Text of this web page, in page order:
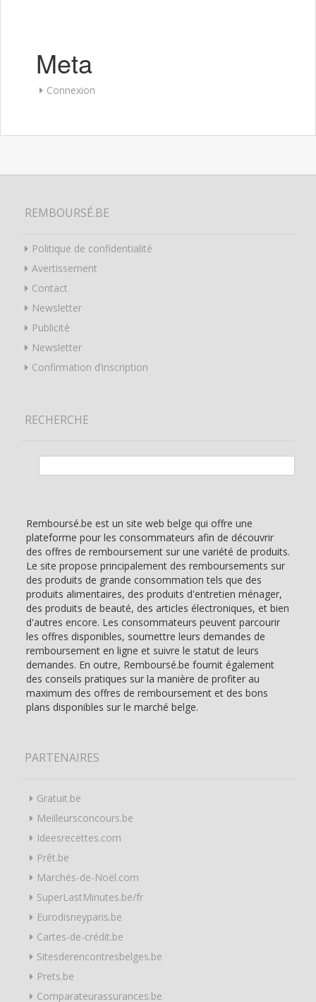
Meta
Connexion
REMBOURSÉ.BE
Politique de confidentialité
Avertissement
Contact
Newsletter
Publicité
Newsletter
Confirmation d’inscription
RECHERCHE
Remboursé.be est un site web belge qui offre une
plateforme pour les consommateurs afin de découvrir
des offres de remboursement sur une variété de produits.
Le site propose principalement des remboursements sur
des produits de grande consommation tels que des
produits alimentaires, des produits d'entretien ménager,
des produits de beauté, des articles électroniques, et bien
d'autres encore. Les consommateurs peuvent parcourir
les offres disponibles, soumettre leurs demandes de
remboursement en ligne et suivre le statut de leurs
demandes. En outre, Remboursé.be fournit également
des conseils pratiques sur la manière de profiter au
maximum des offres de remboursement et des bons
plans disponibles sur le marché belge.
PARTENAIRES
Gratuit.be
Meilleursconcours.be
Ideesrecettes.com
Prêt.be
Marchés-de-Noël.com
SuperLastMinutes.be/fr
Eurodisneyparis.be
Cartes-de-crédit.be
Sitesderencontresbelges.be
Prets.be
Comparateurassurances.be